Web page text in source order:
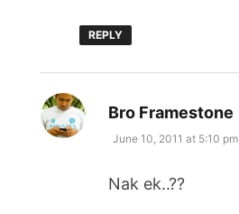
REPLY
Bro Framestone
June 10, 2011 at 5:10 pm
Nak ek..??